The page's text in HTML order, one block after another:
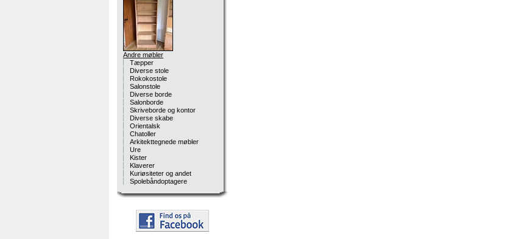
Andre møbler
Tæpper
Diverse stole
Rokokostole
Salonstole
Diverse borde
Salonborde
Skriveborde og kontor
Diverse skabe
Orientalsk
Chatoller
Arkitekttegnede møbler
Ure
Kister
Klaverer
Kuriøsiteter og andet
Spolebåndoptagere